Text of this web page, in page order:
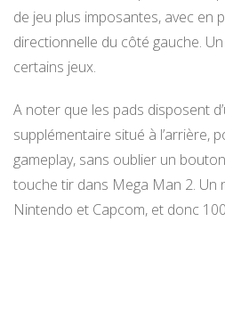
de jeu plus imposantes, avec en
directionnelle du côté gauche.
certains jeux.
A noter que les pads disposent
supplémentaire situé à l’arrière,
gameplay, sans oublier un
touche tir dans Mega Man 2. Un
Nintendo et Capcom, et donc